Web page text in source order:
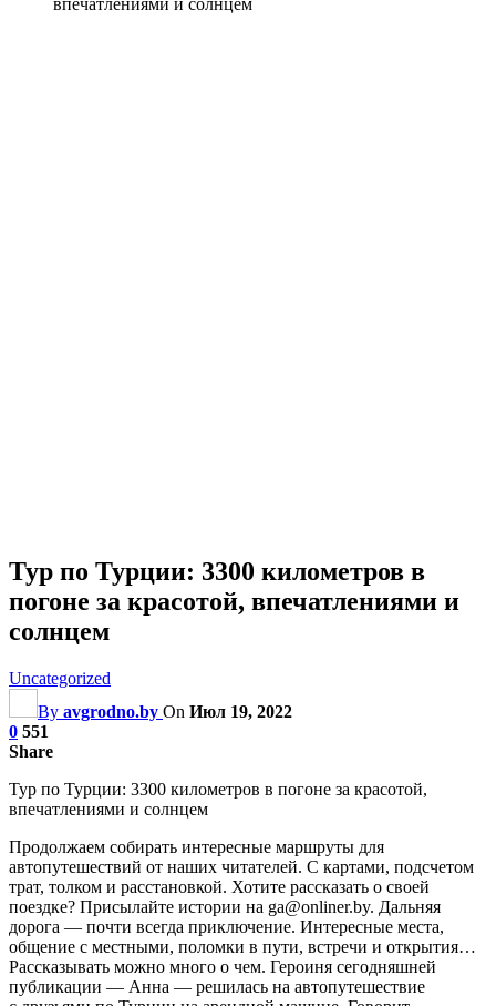
впечатлениями и солнцем
Тур по Турции: 3300 километров в
погоне за красотой, впечатлениями и
солнцем
Uncategorized
By avgrodno.by On Июл 19, 2022
0 551
Share
Тур по Турции: 3300 километров в погоне за красотой,
впечатлениями и солнцем
Продолжаем собирать интересные маршруты для
автопутешествий от наших читателей. С картами, подсчетом
трат, толком и расстановкой. Хотите рассказать о своей
поездке? Присылайте истории на ga@onliner.by. Дальняя
дорога — почти всегда приключение. Интересные места,
общение с местными, поломки в пути, встречи и открытия…
Рассказывать можно много о чем. Героиня сегодняшней
публикации — Анна — решилась на автопутешествие